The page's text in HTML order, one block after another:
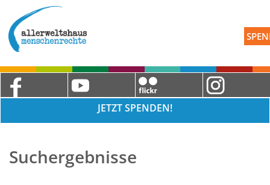
JETZT SPENDEN!
Suchergebnisse